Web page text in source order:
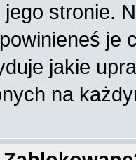
stronie.
je
jakie
na